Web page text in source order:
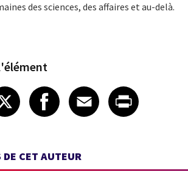
des sciences, des affaires et au-delà.
on LinkedIn
article on X
XShare article on
Facebook
Share article
Email
Share
CET AUTEUR